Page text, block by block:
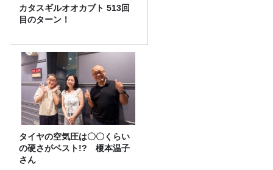
カタスギルオオカブト 513回
目のターン！
タイヤの空気圧は〇〇くらい
の硬さがベスト!? 榎本温子
さん